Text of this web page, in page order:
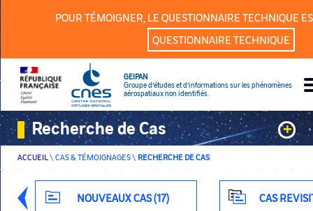
POUR TÉMOIGNER, LE QUESTIONNAIRE TECHNIQUE
QUESTIONNAIRE TECHNIQUE
GEIPAN
Groupe d’études et d’informations sur les phénomènes
aérospatiaux non identifiés.
Recherche de Cas +
Mots Clefs
Classification NOUVEAUX CAS (17) CAS
ACCUEIL\ CAS & TÉMOIGNAGES\ RECHERCHE DE CAS